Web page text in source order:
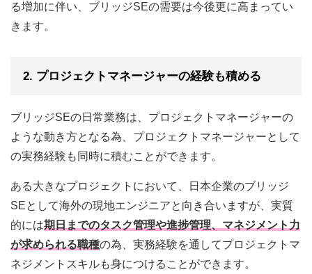
る増加に伴い、ブリッジSEの需要は今後更に高まってい
きます。
2. プロジェクトマネージャーの経験も積める
ブリッジSEの日常業務は、プロジェクトマネージャーの
ような動き方となる為、プロジェクトマネージャーとして
の実務経験も同時に積むことができます。
ある大きなプロジェクトにおいて、日本企業のブリッジ
SEとして海外の現地エンジニアと向き合いますが、実質
的には期日までのタスク管理や進捗管理、マネジメント力
が求められる職種の為、実務経験を通してプロジェクトマ
ネジメントスキルも身につけることができます。